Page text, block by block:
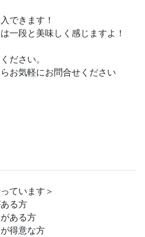
できます！
一段と美味しく感じますよ！
ださい。
お気軽にお問合せください
ています＞
る方
ある方
得意な方